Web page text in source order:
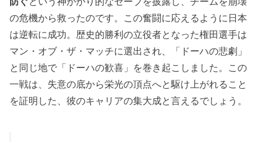
の危機から救ったのです。この奮闘に応えるように日本
は逆転に成功。歴史的勝利の立役者となった権田選手は
マン・オブ・ザ・マッチに選出され、「ドーハの悲劇」
と同じ地で「ドーハの歓喜」を巻き起こしました。この
一戦は、失意の底から栄光の頂点へと駆け上がれること
を証明した、彼のキャリアの集大成と言えるでしょう。